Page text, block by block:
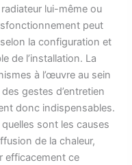
lui-même ou
peut
la configuration et
de l’installation. La
à l’œuvre au sein
gestes d’entretien
donc indispensables.
sont les causes
de la chaleur,
efficacement ce